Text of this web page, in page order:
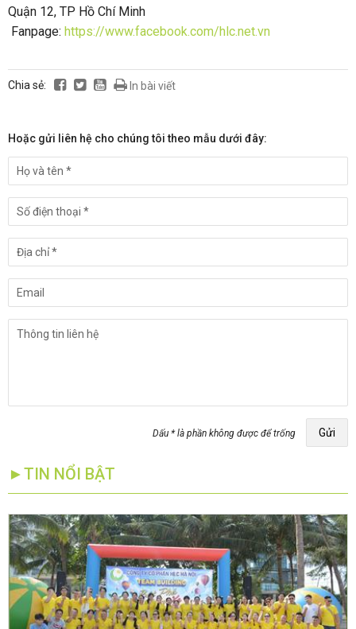
Quận 12, TP Hồ Chí Minh
Fanpage: https://www.facebook.com/hlc.net.vn
Chia sẻ: In bài viết
Hoặc gửi liên hệ cho chúng tôi theo mẫu dưới đây:
Dấu * là phần không được để trống Gửi
►TIN NỔI BẬT